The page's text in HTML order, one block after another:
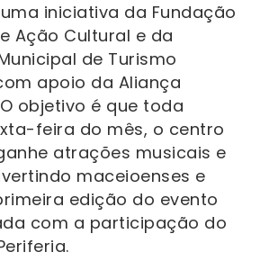
iniciativa da Fundação
Ação Cultural e da
de Turismo
apoio da Aliança
objetivo é que toda
feira do mês, o centro
atrações musicais e
maceioenses e
edição do evento
com a participação do